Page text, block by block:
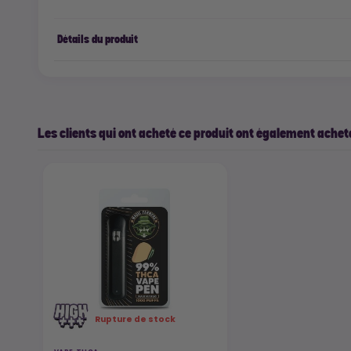
Détails du produit
Les clients qui ont acheté ce produit ont également
Rupture de stock